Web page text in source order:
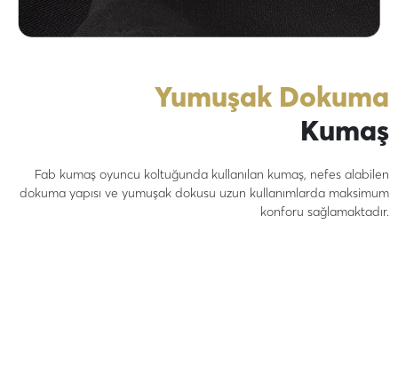
Yumuşak Dokuma
Kumaş
Fab kumaş oyuncu koltuğunda kullanılan kumaş, nefes alabilen
dokuma yapısı ve yumuşak dokusu uzun kullanımlarda maksimum
konforu sağlamaktadır.